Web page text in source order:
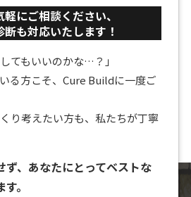
にご相談ください、
も対応いたします！
てもいいのかな…？」
る方こそ、Cure Buildに一度ご
り考えたい方も、私たちが丁寧
ず、あなたにとってベストな
。